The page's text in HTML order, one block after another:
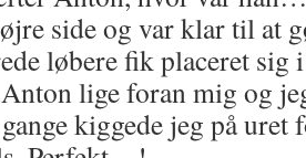
side og var klar til at
løbere fik placeret sig
lige foran mig og
kiggede jeg på